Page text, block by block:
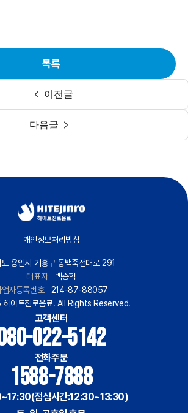
이전글
목록
다음글
개인정보처리방침
도 용인시 기흥구 동백죽전대로 291
대표자
백승혁
업자등록번호
214-87-88057
이트진로음료. All Rights Reserved.
고객센터
022-5142
전화주문
1588-7888
점심시간:12:30~13:30)